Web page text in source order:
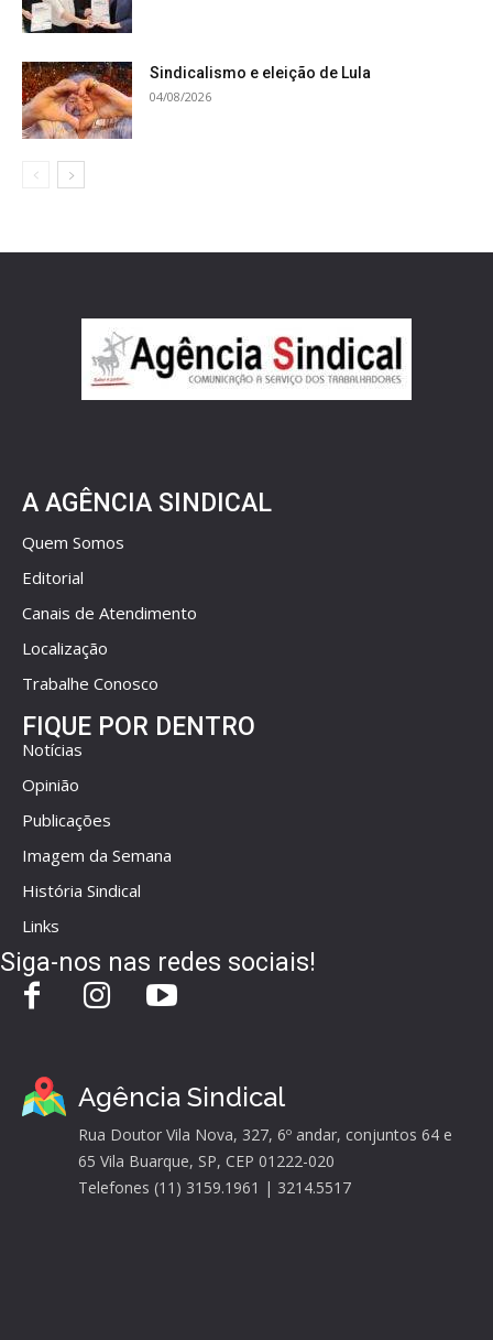
Sindicalismo e eleição de Lula
04/08/2026
A AGÊNCIA SINDICAL
Quem Somos
Editorial
Canais de Atendimento
Localização
Trabalhe Conosco
FIQUE POR DENTRO
Notícias
Opinião
Publicações
Imagem da Semana
História Sindical
Links
Siga-nos nas redes sociais!
Agência Sindical
Rua Doutor Vila Nova, 327, 6º andar, conjuntos 64 e
65 Vila Buarque, SP, CEP 01222-020
Telefones (11) 3159.1961 | 3214.5517